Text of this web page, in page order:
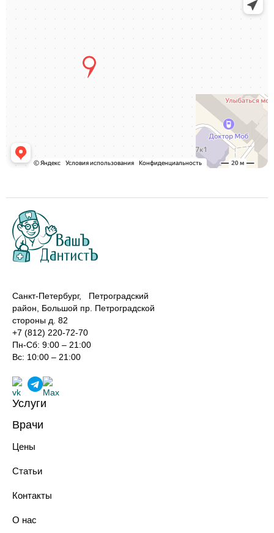
Санкт-Петербург, Петроградский
район, Большой пр. Петроградской
стороны д. 82
+7 (812) 220-72-70
Пн-Сб: 9:00 – 21:00
Вс: 10:00 – 21:00
Услуги
Лечение зубов
Реставрация зубов
Профилактика зубов
Протезирование зубов
Ортодонтия
Парадонтология лечения
Врачи
Хирурги-имплантологи
Ортопеды
Терапевты
Ортодонты
Анестезиологи-реаниматологи
Цены
Статьи
Контакты
О нас